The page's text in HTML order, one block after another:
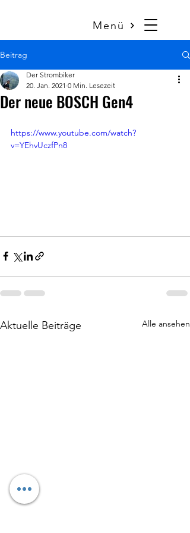
Menü
Beitrag
Der neue BOSCH Gen4
Der Strombiker
20. Jan. 2021 0 Min. Lesezeit
https://www.youtube.com/watch?
v=YEhvUczfPn8
Aktuelle Beiträge Alle ansehen